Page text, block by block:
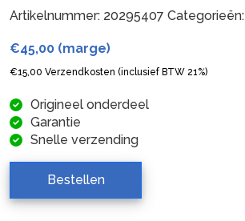
Artikelnummer: 20295407 Categorieën:
€45,00 (marge)
€15,00 Verzendkosten (inclusief BTW 21%)
Origineel onderdeel
Garantie
Snelle verzending
Bestellen